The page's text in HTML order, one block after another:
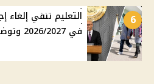
6
التعليم تنفي إلغاء
في 2026/2027 وتوضح نظام الحضور